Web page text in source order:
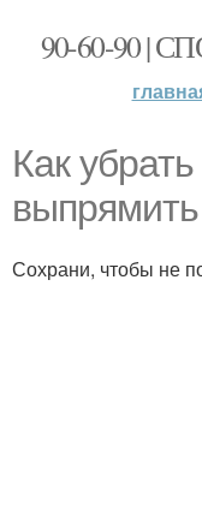
90-60-90 |
Как
выпрямить
Сохрани, чтобы не